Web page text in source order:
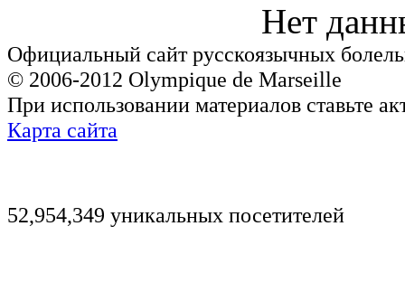
Нет
Официальный сайт русскоязычных
© 2006-2012 Olympique de Marseille
При использовании материалов ставьте
Карта сайта
52,954,349 уникальных посетителей